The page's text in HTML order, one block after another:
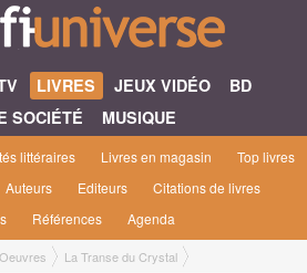
LIVRES JEUX VIDÉO
BD
SOCIÉTÉ
MUSIQUE
littéraires Livres en magasin
Top livres
Auteurs Editeurs
Citations de livres
Références Agenda
Oeuvres La Transe du Crystal